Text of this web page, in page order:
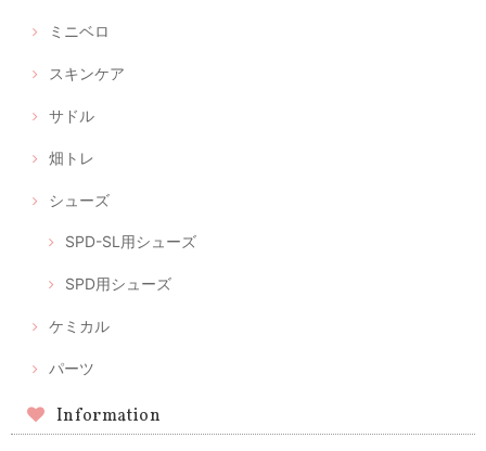
ミニベロ
スキンケア
サドル
畑トレ
シューズ
SPD-SL用シューズ
SPD用シューズ
ケミカル
パーツ
Information